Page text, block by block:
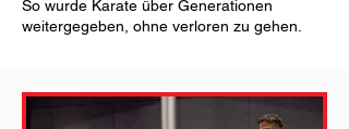
So wurde Karate über Generationen
weitergegeben, ohne verloren zu gehen.